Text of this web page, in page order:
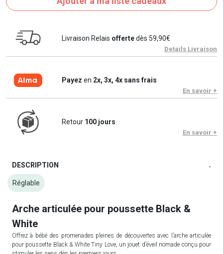
Livraison Relais offertedès 59,90€
Details Livraison
Payez en 2x, 3x, 4x sans frais
En savoir +
Retour 100 jours
En savoir +
DESCRIPTION -
Réglable
Arche articulée pour poussette Black &
White
Offrez à bébé des promenades pleines de découvertes avec l’arche articulée
pour poussette Black & White Tiny Love, un jouet d’éveil nomade conçu pour